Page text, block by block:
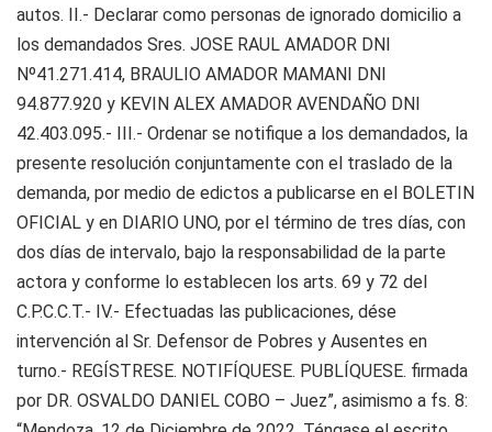
autos. II.- Declarar como personas de ignorado domicilio a
los demandados Sres. JOSE RAUL AMADOR DNI
Nº41.271.414, BRAULIO AMADOR MAMANI DNI
94.877.920 y KEVIN ALEX AMADOR AVENDAÑO DNI
42.403.095.- III.- Ordenar se notifique a los demandados, la
presente resolución conjuntamente con el traslado de la
demanda, por medio de edictos a publicarse en el BOLETIN
OFICIAL y en DIARIO UNO, por el término de tres días, con
dos días de intervalo, bajo la responsabilidad de la parte
actora y conforme lo establecen los arts. 69 y 72 del
C.P.C.C.T.- IV.- Efectuadas las publicaciones, dése
intervención al Sr. Defensor de Pobres y Ausentes en
turno.- REGÍSTRESE. NOTIFÍQUESE. PUBLÍQUESE. firmada
por DR. OSVALDO DANIEL COBO – Juez”, asimismo a fs. 8: